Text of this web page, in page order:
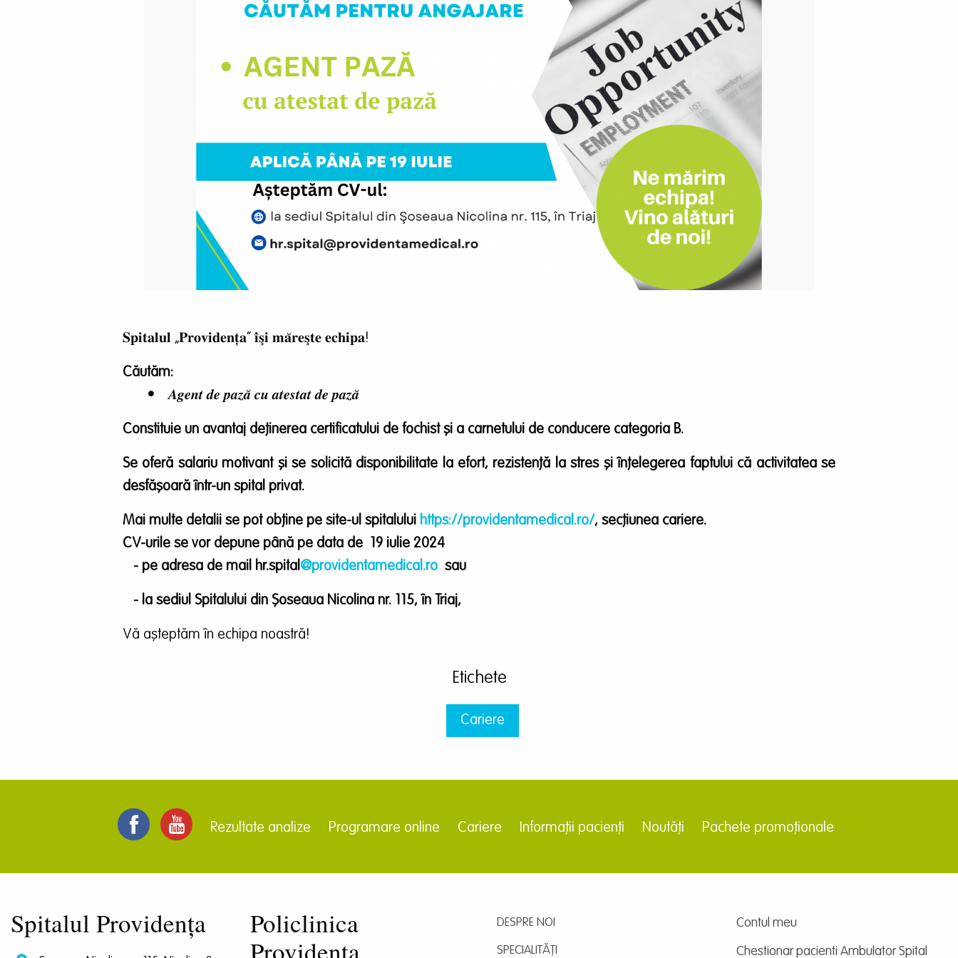
𝐒𝐩𝐢𝐭𝐚𝐥𝐮𝐥 „𝐏𝐫𝐨𝐯𝐢𝐝𝐞𝐧𝐭̦𝐚” 𝐢̂𝐬̧𝐢 𝐦𝐚̆𝐫𝐞𝐬̧𝐭𝐞 𝐞𝐜𝐡𝐢𝐩𝐚!
Căutăm:
•𝑨𝒈𝒆𝒏𝒕 𝒅𝒆 𝒑𝒂𝒛𝒂̆ 𝒄𝒖 𝒂𝒕𝒆𝒔𝒕𝒂𝒕 𝒅𝒆 𝒑𝒂𝒛𝒂̆
Constituie un avantaj deținerea certificatului de fochist și a carnetului de conducere categoria B.
Se oferă salariu motivant și se solicită disponibilitate la efort, rezistență la stres și înțelegerea faptului că activitatea se
desfășoară într-un spital privat.
Mai multe detalii se pot obţine pe site-ul spitalului https://providentamedical.ro/, secțiunea cariere.
CV-urile se vor depune până pe data de 19 iulie 2024
- pe adresa de mail hr.spital@providentamedical.ro sau
- la sediul Spitalului din Şoseaua Nicolina nr. 115, în Triaj,
Vă așteptăm în echipa noastră!
Etichete
Cariere
Rezultate analize Programare online Cariere Informații pacienți Noutăți Pachete promoționale
Spitalul Providența
Policlinica
DESPRE NOI
SPECIALITĂȚI
Contul meu
Chestionar pacienti Ambulator Spital